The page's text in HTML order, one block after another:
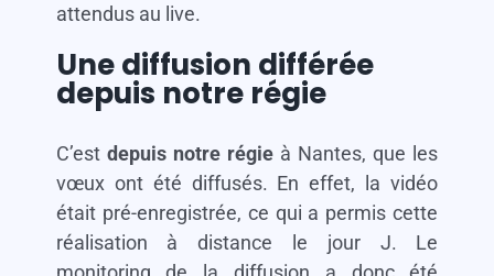
attendus au live.
Une diffusion différée
depuis notre régie
C’est depuis notre régieà Nantes, que les
vœux ont été diffusés. En effet, la vidéo
était pré-enregistrée, ce qui a permis cette
réalisation à distance le jour J. Le